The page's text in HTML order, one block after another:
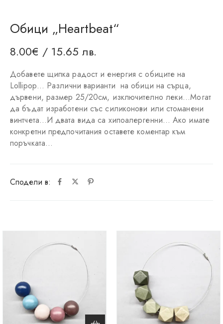
Обици „Heartbeat“
8.00€ / 15.65 лв.
Добавете щипка радост и енергия с обиците на
Lollipop… Различни варианти на обици на сърца,
дървени, размер 25/20см, изключително леки…Могат
да бъдат изработени със силиконови или стоманени
винтчета…И двата вида са хипоалергенни… Ако имате
конкретни предпочитания оставете коментар към
поръчката…
Сподели в: